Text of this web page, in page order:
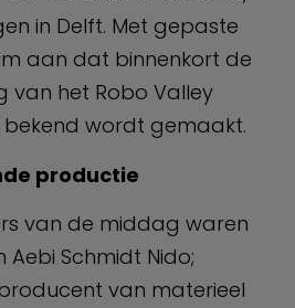
in Delft. Met gepaste
aan dat binnenkort de
van het Robo Valley
bekend wordt gemaakt.
productie
van de middag waren
Aebi Schmidt Nido;
van materieel